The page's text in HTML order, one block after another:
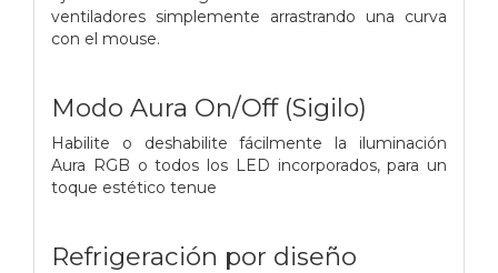
ventiladores simplemente arrastrando una curva
con el mouse.
Modo Aura On/Off (Sigilo)
Habilite o deshabilite fácilmente la iluminación
Aura RGB o todos los LED incorporados, para un
toque estético tenue
Refrigeración por diseño